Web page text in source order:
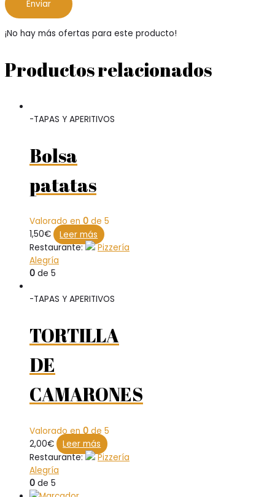
¡No hay más ofertas para este producto!
Productos relacionados
-TAPAS Y APERITIVOS
Bolsa
patatas
Valorado en 0 de 5
1,50€
Leer más
Restaurante:
Pizzería
Alegría
0 de 5
-TAPAS Y APERITIVOS
TORTILLA
DE
CAMARONES
Valorado en0de 5
2,00€
Leer más
Restaurante:
Pizzería
Alegría
0 de 5